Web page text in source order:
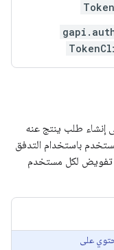
إنشاء طلب ينتج عنه
باستخدام التدفق
تفويض لكل مستخدم
على